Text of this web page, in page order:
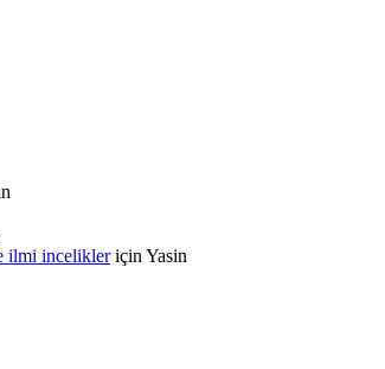
ilmi incelikleriçin Yasin